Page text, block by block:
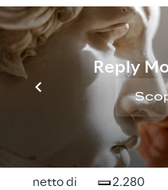
Reply
Dati
1.487.784
Patrimonio
netto di
2.280